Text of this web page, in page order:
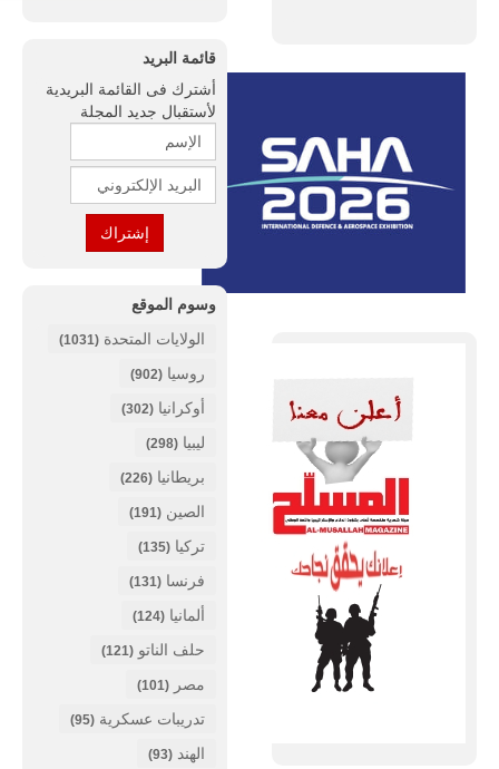
قائمة البريد
أشترك فى القائمة البريدية
لأستقبال جديد المجلة
وسوم الموقع
الولايات المتحدة (1031)
روسيا (902)
أوكرانيا (302)
ليبيا (298)
بريطانيا (226)
الصين (191)
تركيا (135)
فرنسا (131)
ألمانيا (124)
حلف الناتو (121)
مصر (101)
تدريبات عسكرية (95)
الهند (93)